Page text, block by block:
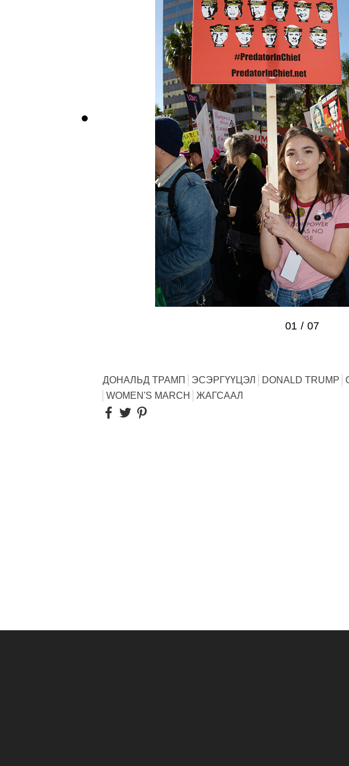
01 / 07
ДОНАЛЬД ТРАМП ЭСЭРГҮҮЦЭЛ DONALD TRUMP
WOMEN'S MARCH
ЖАГСААЛ